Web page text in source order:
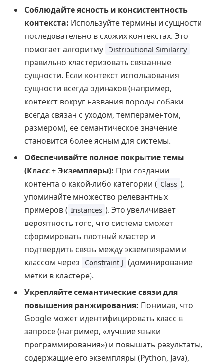
Соблюдайте ясность и консистентность
контекста: Используйте термины и сущности
последовательно в схожих контекстах. Это
помогает алгоритму Distributional Similarity
правильно кластеризовать связанные
сущности. Если контекст использования
сущности всегда одинаков (например,
контекст вокруг названия породы собаки
всегда связан с уходом, темпераментом,
размером), ее семантическое значение
становится более ясным для системы.
Обеспечивайте полное покрытие темы
(Класс + Экземпляры): При создании
контента о какой-либо категории ( Class ),
упоминайте множество релевантных
примеров ( Instances ). Это увеличивает
вероятность того, что система сможет
сформировать плотный кластер и
подтвердить связь между экземплярами и
классом через Constraint J (доминирование
метки в кластере).
Укрепляйте семантические связи для
повышения ранжирования: Понимая, что
Google может идентифицировать класс в
запросе (например, «лучшие языки
программирования») и повышать результаты,
содержащие его экземпляры (Python, Java),